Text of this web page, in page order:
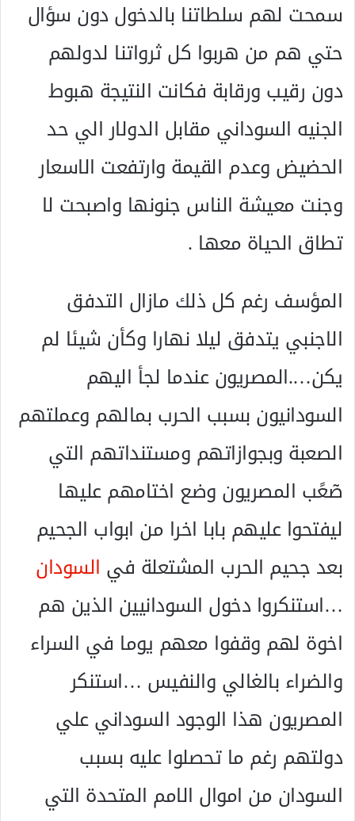
سمحت لهم سلطاتنا بالدخول دون سؤال
حتي هم من هربوا كل ثرواتنا لدولهم
دون رقيب ورقابة فكانت النتيجة هبوط
الجنيه السوداني مقابل الدولار الي حد
الحضيض وعدم القيمة وارتفعت الاسعار
وجنت معيشة الناس جنونها واصبحت لا
تطاق الحياة معها .
المؤسف رغم كل ذلك مازال التدفق
الاجنبي يتدفق ليلا نهارا وكأن شيئا لم
يكن….المصريون عندما لجأ اليهم
السودانيون بسبب الحرب بمالهم وعملتهم
الصعبة وبجوازاتهم ومستنداتهم التي
صٓعًب المصريون وضع اختامهم عليها
ليفتحوا عليهم بابا اخرا من ابواب الجحيم
بعد جحيم الحرب المشتعلة في السودان
…استنكروا دخول السودانيين الذين هم
اخوة لهم وقفوا معهم يوما في السراء
والضراء بالغالي والنفيس …استنكر
المصريون هذا الوجود السوداني علي
دولتهم رغم ما تحصلوا عليه بسبب
السودان من اموال الامم المتحدة التي